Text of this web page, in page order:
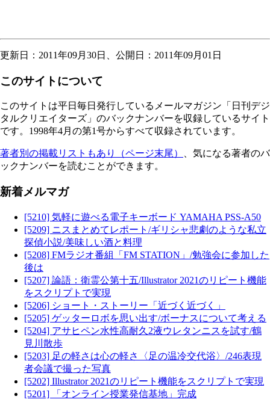
更新日：2011年09月30日、公開日：2011年09月01日
このサイトについて
このサイトは平日毎日発行しているメールマガジン「日刊デジ
タルクリエイターズ」のバックナンバーを収録しているサイト
です。1998年4月の第1号からすべて収録されています。
著者別の掲載リストもあり（ページ末尾）
、気になる著者のバ
ックナンバーを読むことができます。
新着メルマガ
[5210] 気軽に遊べる電子キーボード YAMAHA PSS-A50
[5209] ニスまとめてレポート/ギリシャ悲劇のような私立
探偵小説/美味しい酒と料理
[5208] FMラジオ番組「FM STATION」/勉強会に参加した
後は
[5207] 論語：衛霊公第十五/Illustrator 2021のリピート機能
をスクリプトで実現
[5206] ショート・ストーリー「近づく近づく」
[5205] ゲッターロボを思い出す/ボーナスについて考える
[5204] アサヒペン水性高耐久2液ウレタンニスを試す/鶴
見川散歩
[5203] 足の軽さは心の軽さ〈足の温冷交代浴〉/246表現
者会議で撮った写真
[5202] Illustrator 2021のリピート機能をスクリプトで実現
[5201] 「オンライン授業発信基地」完成